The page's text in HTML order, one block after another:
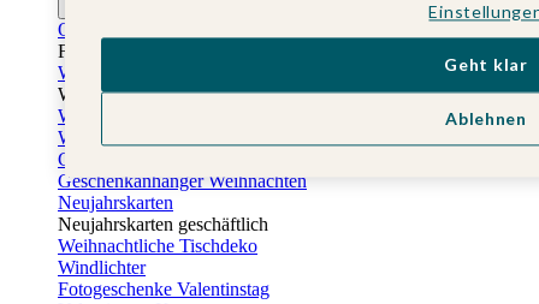
Osterkarten
Fotogeschenke zu Ostern
Weihnachtskarten
Weihnachtskarten selbst gestalten
Weihnachtskarten geschäftlich
Weihnachtsfeier Einladungen
Geschenkaufkleber Weihnachten
Geschenkanhänger Weihnachten
Neujahrskarten
Neujahrskarten geschäftlich
Weihnachtliche Tischdeko
Windlichter
Fotogeschenke Valentinstag
Ablehnen
Geht klar